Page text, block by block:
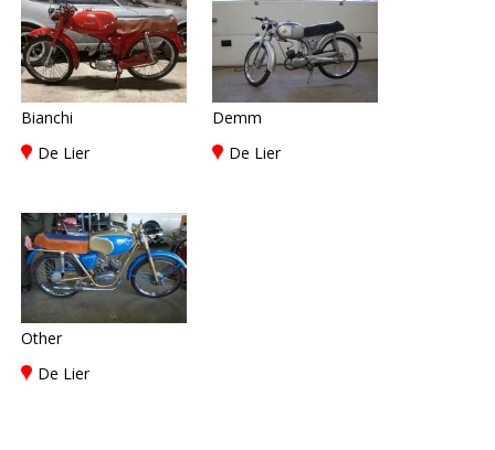
Bianchi
De Lier
Demm
De Lier
Other
De Lier